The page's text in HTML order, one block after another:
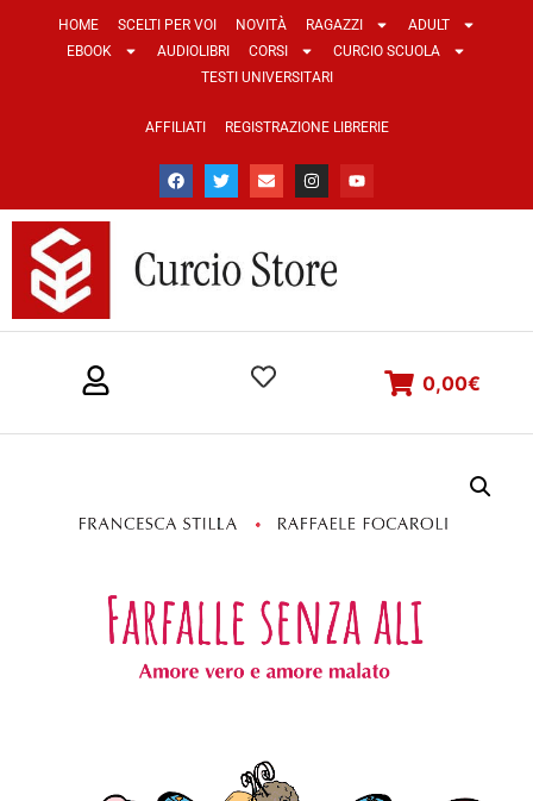
HOME SCELTI PER VOI NOVITÀ RAGAZZI
ADULT
EBOOK
AUDIOLIBRI CORSI
CURCIO SCUOLA
TESTI UNIVERSITARI
AFFILIATI REGISTRAZIONE LIBRERIE
0,00€